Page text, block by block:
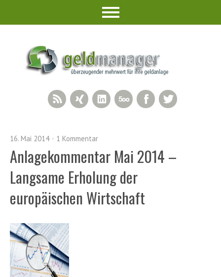
Facebook
500px
LinkedIn
Xing
RSS Feed
16. Mai 2014 1 Kommentar
Anlagekommentar Mai 2014 –
Langsame Erholung der
europäischen Wirtschaft